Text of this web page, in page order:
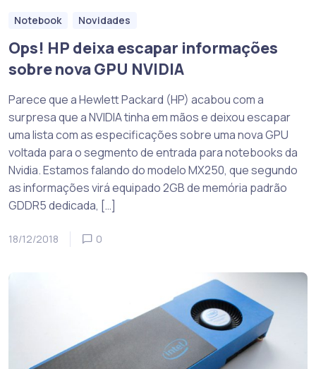
Notebook Novidades
Ops! HP deixa escapar informações
sobre nova GPU NVIDIA
Parece que a Hewlett Packard (HP) acabou com a
surpresa que a NVIDIA tinha em mãos e deixou escapar
uma lista com as especificações sobre uma nova GPU
voltada para o segmento de entrada para notebooks da
Nvidia. Estamos falando do modelo MX250, que segundo
as informações virá equipado 2GB de memória padrão
GDDR5 dedicada, […]
18/12/2018 0